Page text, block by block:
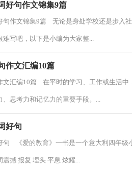
好句作文锦集9篇
句作文锦集9篇 无论是身处学校还是步入
难写吧，以下是小编为大家整...
作文汇编10篇
文汇编10篇 在平时的学习、工作或生活中
、思考力和记忆力的重要手段。...
好句
句 《爱的教育》一书是一个意大利四年级
震撼 报复 埋头 平息 炫耀...